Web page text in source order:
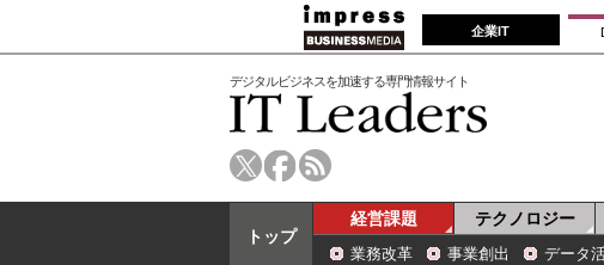
企業IT
デジタルビジネスを加速する専門情報サイト
トップ
経営課題 テクノロジー
業務改革 事業創出 データ